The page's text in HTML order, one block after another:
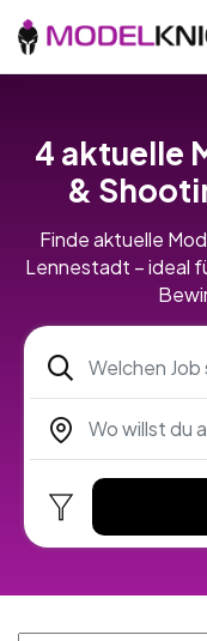
4 aktuelle
&
Finde aktuelle
Lennestadt – ideal